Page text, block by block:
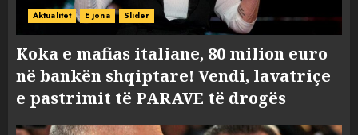
Aktualitet E jona Slider
Koka e mafias italiane, 80 milion euro
në bankën shqiptare! Vendi, lavatriçe
e pastrimit të PARAVE të drogës